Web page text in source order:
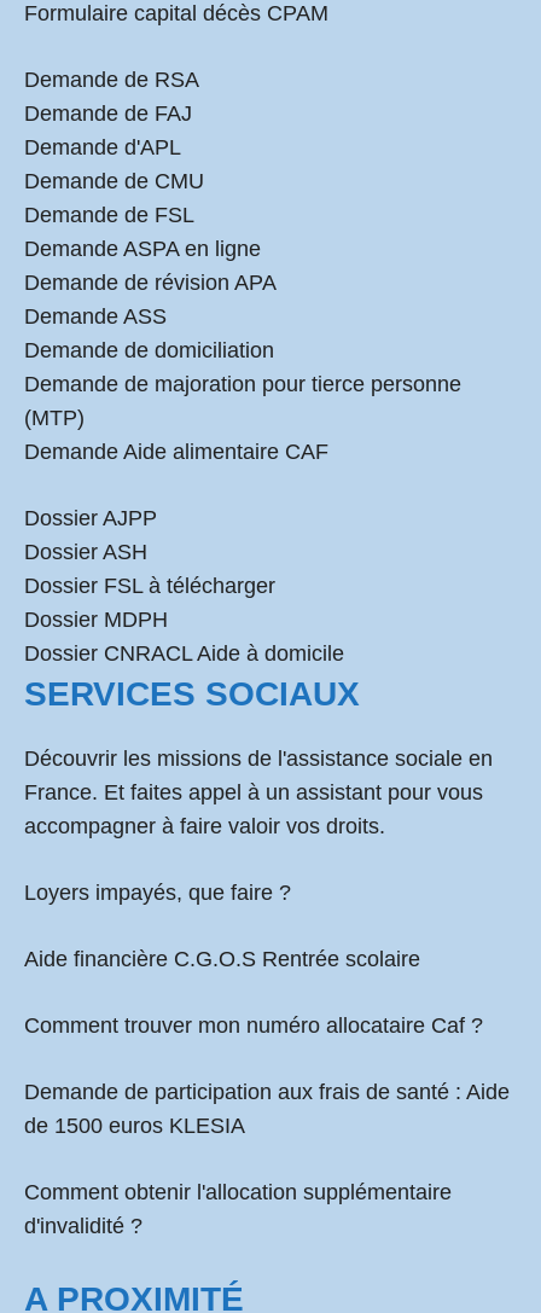
Formulaire capital décès CPAM
Demande de RSA
Demande de FAJ
Demande d'APL
Demande de CMU
Demande de FSL
Demande ASPA en ligne
Demande de révision APA
Demande ASS
Demande de domiciliation
Demande de majoration pour tierce personne
(MTP)
Demande Aide alimentaire CAF
Dossier AJPP
Dossier ASH
Dossier FSL à télécharger
Dossier MDPH
Dossier CNRACL Aide à domicile
SERVICES SOCIAUX
Découvrir les missions de l'assistance sociale en
France. Et faites appel à un assistant pour vous
accompagner à faire valoir vos droits.
Loyers impayés, que faire ?
Aide financière C.G.O.S Rentrée scolaire
Comment trouver mon numéro allocataire Caf ?
Demande de participation aux frais de santé : Aide
de 1500 euros KLESIA
Comment obtenir l'allocation supplémentaire
d'invalidité ?
A PROXIMITÉ